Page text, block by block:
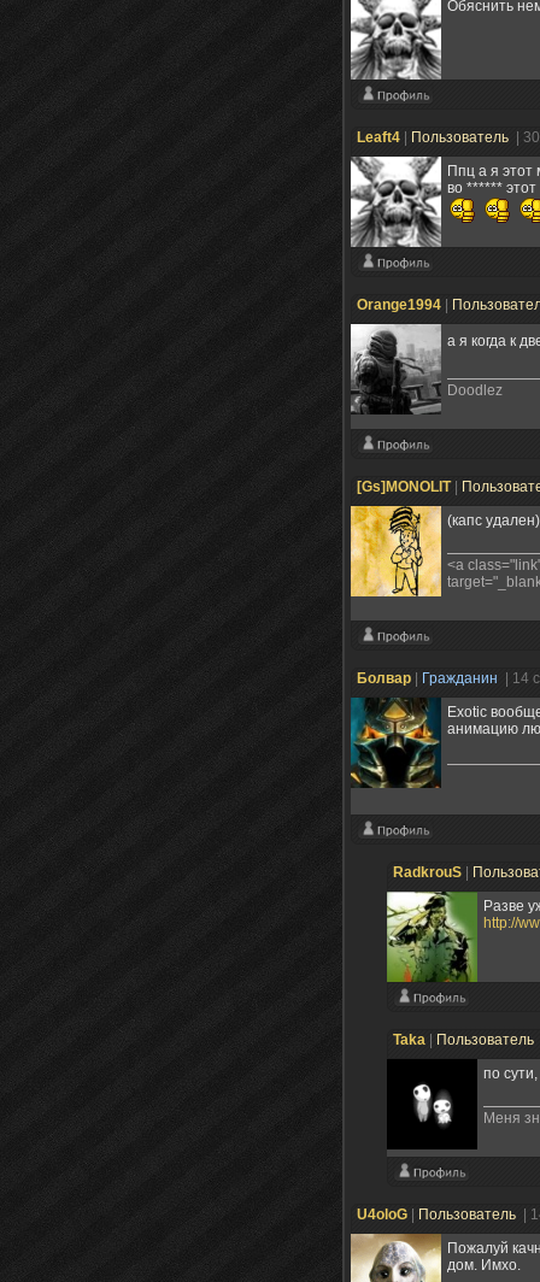
Обяснить
Leaft4 Пользователь
|
Ппц а я этот
во ******
Orange1994
а я когда к
Doodlez
[Gs]MONOLIT|
(капс удален)
<a
Болвар Гражданин
| 14
Exotic
анимацию
RadkrouS
Разве
http://
Taka Пользователь
по
Меня
U4oloG Пользователь
|
Пожалуй
дом. Имхо.